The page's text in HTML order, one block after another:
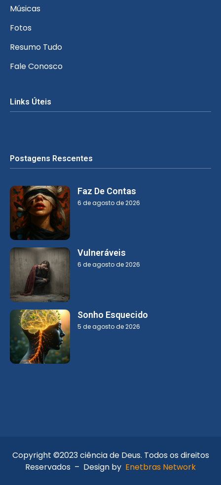
Músicas
Fotos
Resumo Tudo
Fale Conosco
Links Úteis
Postagens Rescentes
Faz De Contas
6 de agosto de 2026
Vulneráveis
6 de agosto de 2026
Sonho Esquecido
5 de agosto de 2026
Copyright ©2023 ciência de Deus. Todos os direitos
Reservados – Design by Enetbras Network